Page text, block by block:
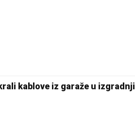
kablove iz garaže u izgradnji